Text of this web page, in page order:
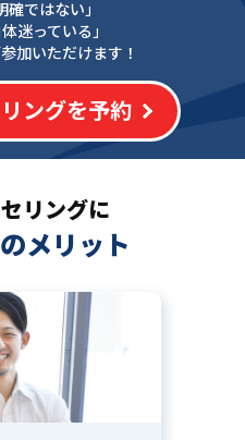
確ではない」
迷っている」
加いただけます！
ングを予約
リングに
メリット